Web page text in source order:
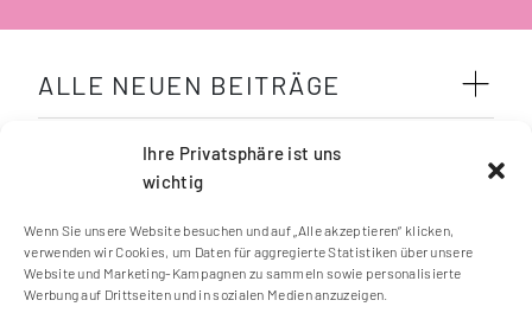
Ihre Privatsphäre ist uns
wichtig
Wenn Sie unsere Website besuchen und auf „Alle akzeptieren“ klicken,
verwenden wir Cookies, um Daten für aggregierte Statistiken über unsere
Website und Marketing-Kampagnen zu sammeln sowie personalisierte
Werbung auf Drittseiten und in sozialen Medien anzuzeigen.
ALLE NEUEN BEITRÄGE
SCHLAGWÖRTER